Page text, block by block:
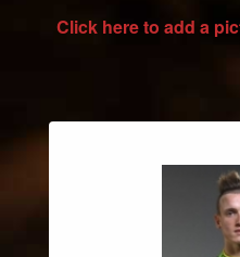
Click here to add a